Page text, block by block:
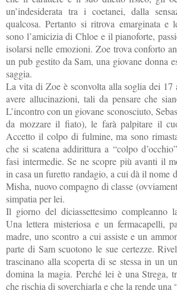
un’indesiderata tra i coetanei, dalla
qualcosa. Pertanto si ritrova emarginata e
sono l’amicizia di Chloe e il pianoforte,
isolarsi nelle emozioni. Zoe trova conforto
un pub gestito da Sam, una giovane donna
saggia.
La vita di Zoe è sconvolta alla soglia dei 17
avere allucinazioni, tali da pensare che
L’incontro con un giovane sconosciuto,
da mozzare il fiato), le farà palpitare il
Accetto il colpo di fulmine, ma sono
che si scatena addirittura a “colpo
fasi intermedie. Se ne scopre più avanti il
in casa un furetto randagio, a cui dà il nome
Misha, nuovo compagno di classe
simpatia per lei.
Il giorno del diciassettesimo compleanno
Una lettera misteriosa e un fermacapelli,
madre, uno scontro a cui assiste e un
parte di Sam scuotono le sue certezze.
trascinano alla scoperta di se stessa in un
domina la magia. Perché lei è una Strega,
che rischia di soverchiarla e che la rende una